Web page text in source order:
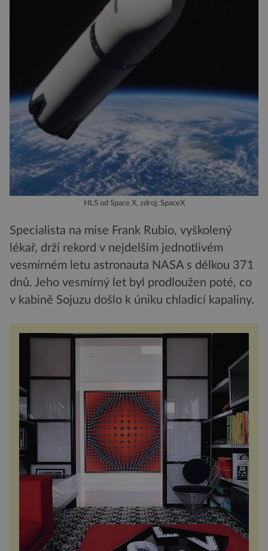
HLS od Space X, zdroj: SpaceX
Specialista na mise Frank Rubio, vyškolený
lékař, drží rekord v nejdelším jednotlivém
vesmírném letu astronauta NASA s délkou 371
dnů. Jeho vesmírný let byl prodloužen poté, co
v kabině Sojuzu došlo k úniku chladicí kapaliny.